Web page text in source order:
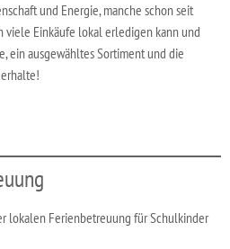
und Energie, manche schon seit
viele Einkäufe lokal erledigen kann und
ein ausgewähltes Sortiment und die
lokalen Ferienbetreuung für Schulkinder